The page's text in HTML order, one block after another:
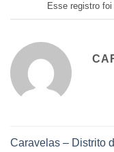
Esse registro
Caravelas – Distrito